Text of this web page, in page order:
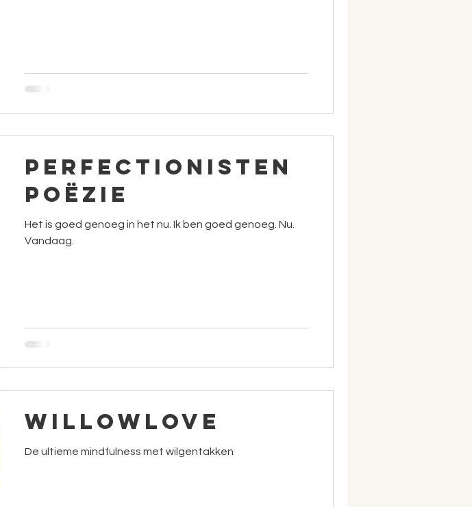
Perfectionisten
poëzie
Het is goed genoeg in het nu. Ik ben goed genoeg. Nu.
Vandaag.
Willowlove
De ultieme mindfulness met wilgentakken